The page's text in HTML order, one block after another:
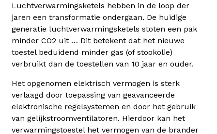
Luchtverwarmingsketels hebben in de loop der
jaren een transformatie ondergaan. De huidige
generatie luchtverwarmingsketels stoten een pak
minder CO2 uit … Dit betekent dat het nieuwe
toestel beduidend minder gas (of stookolie)
verbruikt dan de toestellen van 10 jaar en ouder.
Het opgenomen elektrisch vermogen is sterk
verlaagd door toepassing van geavanceerde
elektronische regelsystemen en door het gebruik
van gelijkstroomventilatoren. Hierdoor kan het
verwarmingstoestel het vermogen van de brander